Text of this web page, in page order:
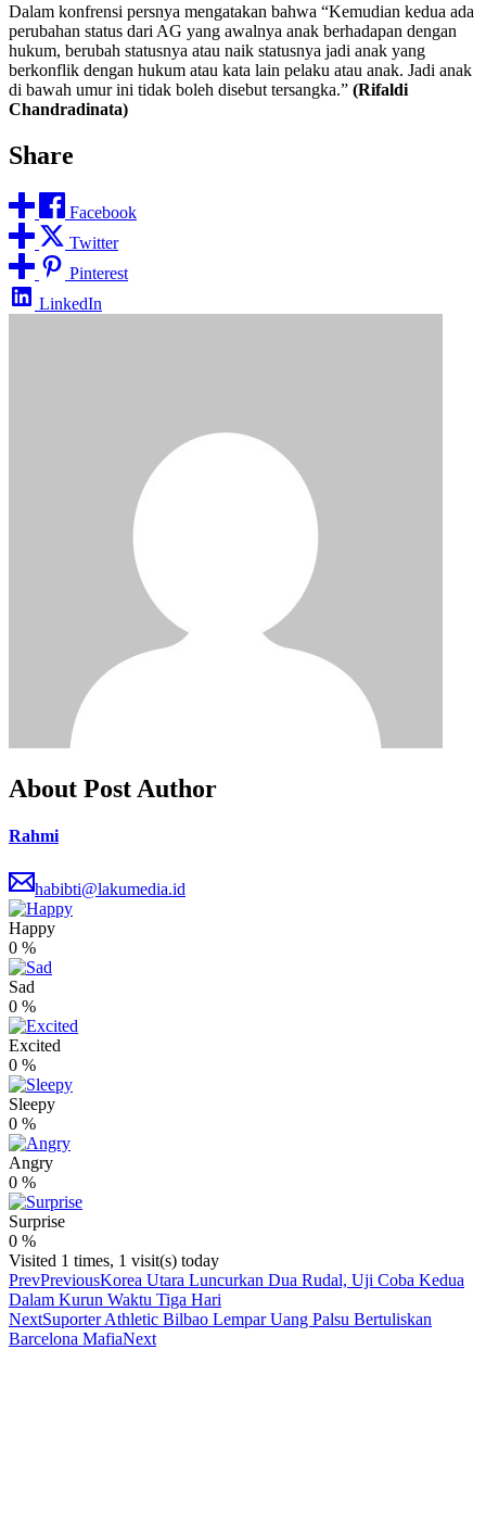
Dalam konfrensi persnya mengatakan bahwa “Kemudian kedua ada
perubahan status dari AG yang awalnya anak berhadapan dengan
hukum, berubah statusnya atau naik statusnya jadi anak yang
berkonflik dengan hukum atau kata lain pelaku atau anak. Jadi anak
di bawah umur ini tidak boleh disebut tersangka.” (Rifaldi
Chandradinata)
Share
Facebook
Twitter
Pinterest
LinkedIn
About Post Author
Rahmi
habibti@lakumedia.id
Happy
0 %
Sad
0 %
Excited
0 %
Sleepy
0 %
Angry
0 %
Surprise
0 %
Visited 1 times, 1 visit(s) today
PrevPreviousKorea Utara Luncurkan Dua Rudal, Uji Coba Kedua
Dalam Kurun Waktu Tiga Hari
NextSuporter Athletic Bilbao Lempar Uang Palsu Bertuliskan
Barcelona MafiaNext